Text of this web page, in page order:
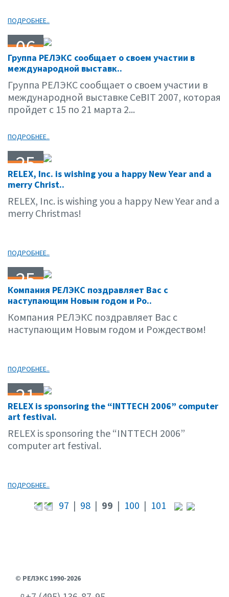
ПОДРОБНЕЕ..
06
02.07
Группа РЕЛЭКС сообщает о своем участии в
международной выставк..
Группа РЕЛЭКС сообщает о своем участии в
международной выставке CeBIT 2007, которая
пройдет с 15 по 21 марта 2...
ПОДРОБНЕЕ..
25
12.06
RELEX, Inc. is wishing you a happy New Year and a
merry Christ..
RELEX, Inc. is wishing you a happy New Year and a
merry Christmas!
ПОДРОБНЕЕ..
25
12.06
Компания РЕЛЭКС поздравляет Вас с
наступающим Новым годом и Ро..
Компания РЕЛЭКС поздравляет Вас с
наступающим Новым годом и Рождеством!
ПОДРОБНЕЕ..
21
12.06
RELEX is sponsoring the “INTTECH 2006” computer
art festival.
RELEX is sponsoring the “INTTECH 2006”
computer art festival.
ПОДРОБНЕЕ..
97 | 98 | 99 | 100 | 101
© РЕЛЭКС 1990-2026